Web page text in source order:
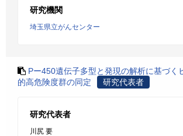
研究機関
埼玉県立がんセンター
Pー450遺伝子多型と発現の解析に基づく
的高危険度群の同定
研究代表者
研究代表者
川尻 要